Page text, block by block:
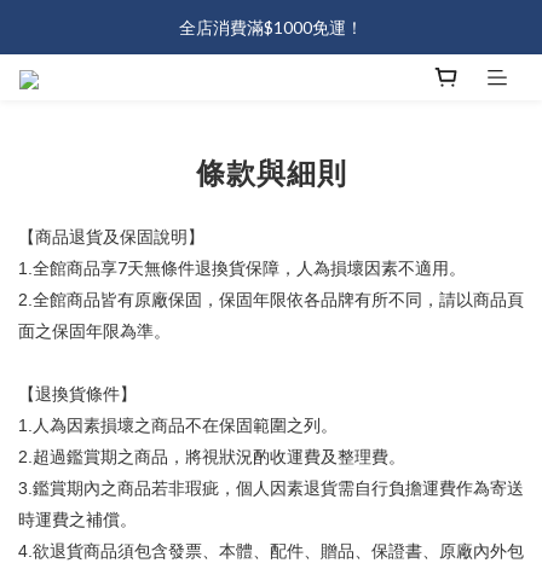
J會員熱情招募中🔥會員熱情招募中！加入即送50元💖
全店消費滿$1000免運！
J會員熱情招募中🔥會員熱情招募中！加入即送50元💖
條款與細則
【商品退貨及保固說明】
1.全館商品享7天無條件退換貨保障，人為損壞因素不適用。
2.全館商品皆有原廠保固，保固年限依各品牌有所不同，請以商品頁
面之保固年限為準。
【退換貨條件】
1.人為因素損壞之商品不在保固範圍之列。
2.超過鑑賞期之商品，將視狀況酌收運費及整理費。
3.鑑賞期內之商品若非瑕疵，個人因素退貨需自行負擔運費作為寄送
時運費之補償。
4.欲退貨商品須包含發票、本體、配件、贈品、保證書、原廠內外包